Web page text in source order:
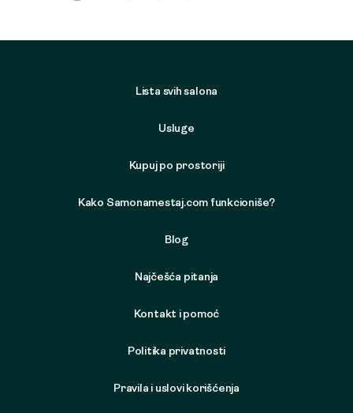
Lista svih salona
Usluge
Kupuj po prostoriji
Kako Samonamestaj.com funkcioniše?
Blog
Najčešća pitanja
Kontakt i pomoć
Politika privatnosti
Pravila i uslovi korišćenja